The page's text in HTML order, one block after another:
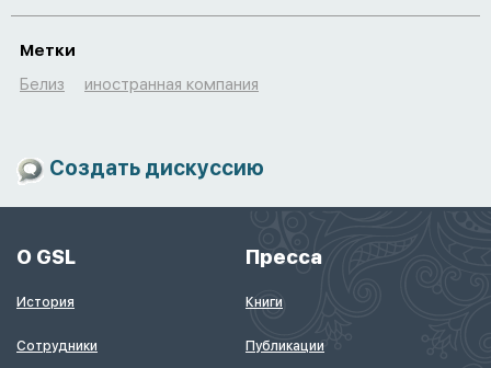
Метки
Белиз
иностранная компания
Создать дискуссию
О GSL
История
Сотрудники
Пресса
Книги
Публикации